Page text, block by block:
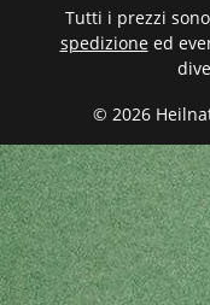
© 2026
Tutti i prezzi
spedizioneed